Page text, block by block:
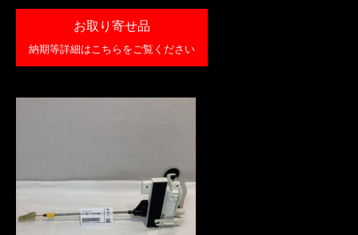
お取り寄せ品
納期等詳細はこちらをご覧ください